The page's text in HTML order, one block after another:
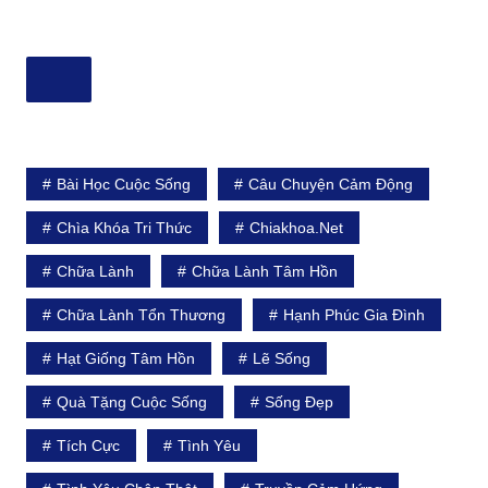
Bài Học Cuộc Sống Câu Chuyện Cảm Động
Chìa Khóa Tri Thức Chiakhoa.net
Chữa Lành Chữa Lành Tâm Hồn
Chữa Lành Tổn Thương Hạnh Phúc Gia Đình
Hạt Giống Tâm Hồn Lẽ Sống
Quà Tặng Cuộc Sống Sống Đẹp
Tích Cực Tình Yêu